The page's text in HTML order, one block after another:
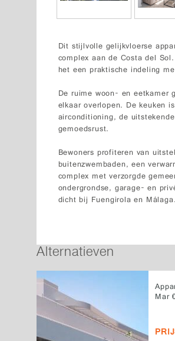
Dit stijlvolle gelijkvloerse
complex aan de Costa del
het een praktische indeling
De ruime woon- en eetkamer
elkaar overlopen. De keuken
airconditioning, de
gemoedsrust.
Bewoners profiteren van
buitenzwembaden, een
complex met verzorgde
ondergrondse, garage- en
dicht bij Fuengirola en Málaga.
Alternatieven
Mar